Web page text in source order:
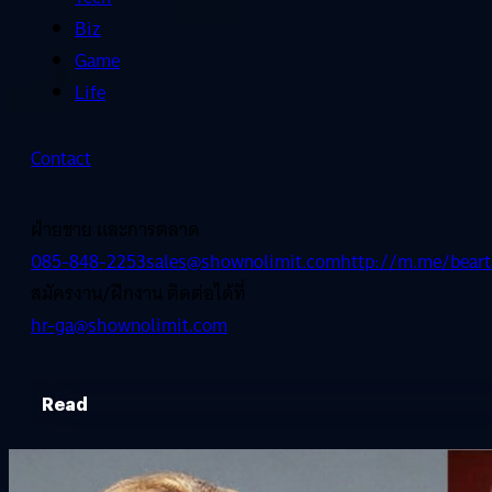
Biz
Game
Life
Contact
ฝ่ายขาย และการตลาด
085-848-2253sales@shownolimit.comhttp://m.me/
สมัครงาน/ฝึกงาน ติดต่อได้ที่
hr-ga@shownolimit.com
Read